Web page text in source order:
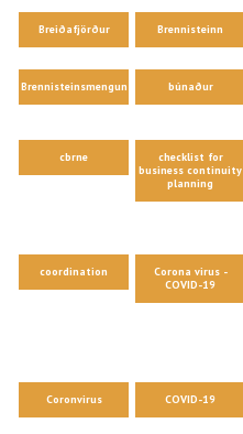
Breiðafjörður Brennisteinn
Brennisteinsmengun búnaður
cbrne
checklist for
business continuity
planning
coordination
Corona virus -
COVID-19
Coronvirus COVID-19